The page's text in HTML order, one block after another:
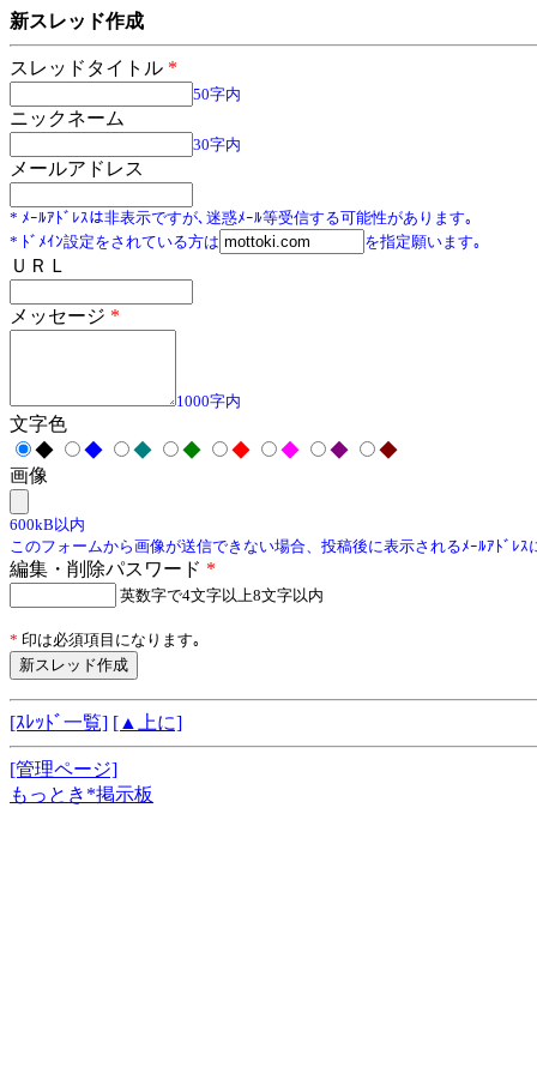
新スレッド作成
スレッドタイトル *
50字内
ニックネーム
30字内
メールアドレス
* ﾒｰﾙｱﾄﾞﾚｽは非表示ですが､迷惑ﾒｰﾙ等受信する可能性があります｡
* ﾄﾞﾒｲﾝ設定をされている方は
を指定願います｡
ＵＲＬ
メッセージ *
1000字内
文字色
◆
◆ ◆ ◆ ◆ ◆ ◆
◆
画像
600kB以内
このフォームから画像が送信できない場合、投稿後に表示されるﾒｰﾙｱﾄﾞﾚ
編集・削除パスワード *
英数字で4文字以上8文字以内
* 印は必須項目になります｡
[ｽﾚｯﾄﾞ一覧] [▲上に]
[管理ページ]
もっとき*掲示板